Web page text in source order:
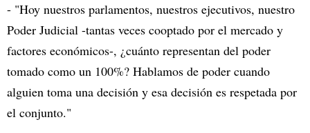
- "Hoy nuestros parlamentos, nuestros ejecutivos, nuestro
Poder Judicial -tantas veces cooptado por el mercado y
factores económicos-, ¿cuánto representan del poder
tomado como un 100%? Hablamos de poder cuando
alguien toma una decisión y esa decisión es respetada por
el conjunto."